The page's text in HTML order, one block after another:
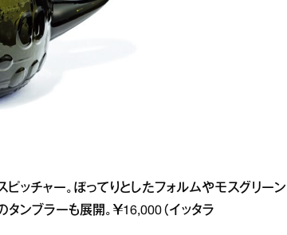
ッチャー。ぽってりとしたフォルムやモスグリーン
タンブラーも展開。￥16,000（イッタラ